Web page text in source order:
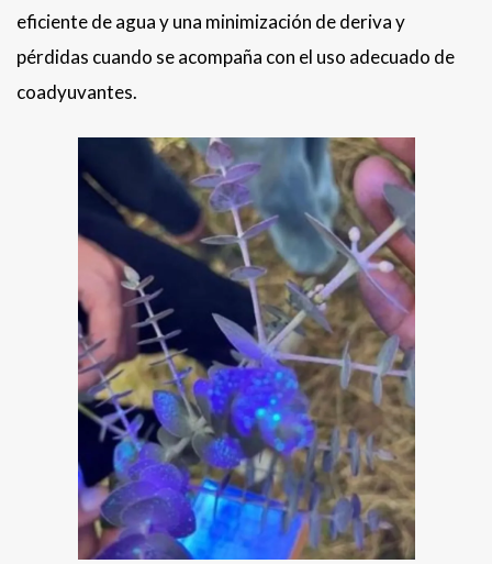
eficiente de agua y una minimización de deriva y
pérdidas cuando se acompaña con el uso adecuado de
coadyuvantes.